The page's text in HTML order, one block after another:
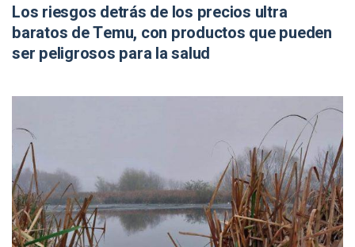
Los riesgos detrás de los precios ultra
baratos de Temu, con productos que pueden
ser peligrosos para la salud